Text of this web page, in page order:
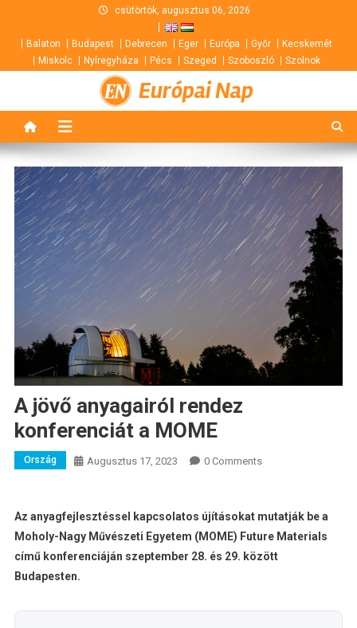
content
csütörtök, augusztus 06, 2026
Balaton Budapest Debrecen Eger Európa Győr
Kecskemét
Miskolc
Nyíregyháza Pécs Szeged Szoboszló Szolnok
Európai Nap
A jövő anyagairól rendez
konferenciát a MOME
Ország Augusztus 17, 2023 0 Comments
Az anyagfejlesztéssel kapcsolatos újításokat mutatják be a
Moholy-Nagy Művészeti Egyetem (MOME) Future Materials
című konferenciáján szeptember 28. és 29. között
Budapesten.